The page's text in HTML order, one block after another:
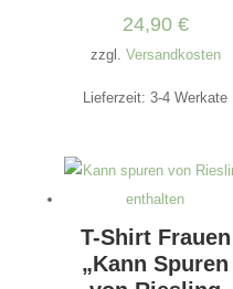
24,90 €
zzgl. Versandkosten
Lieferzeit:3-4 Werkate
T-Shirt Frauen
„Kann Spuren